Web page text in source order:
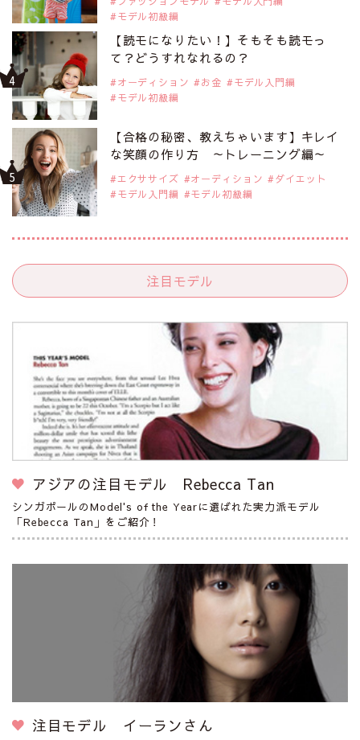
モデル初級編
【読モになりたい！】そもそも読モっ
て？どうすれなれるの？
オーディション お金
モデル入門編
モデル初級編
【合格の秘密、教えちゃいます】キレイ
な笑顔の作り方 ～トレーニング編～
エクササイズ オーディション
ダイエット
モデル入門編
モデル初級編
注目モデル
アジアの注目モデル Rebecca Tan
シンガポールのModel's of the Yearに選ばれた実力派モデル
「Rebecca Tan」をご紹介！
注目モデル イーランさん